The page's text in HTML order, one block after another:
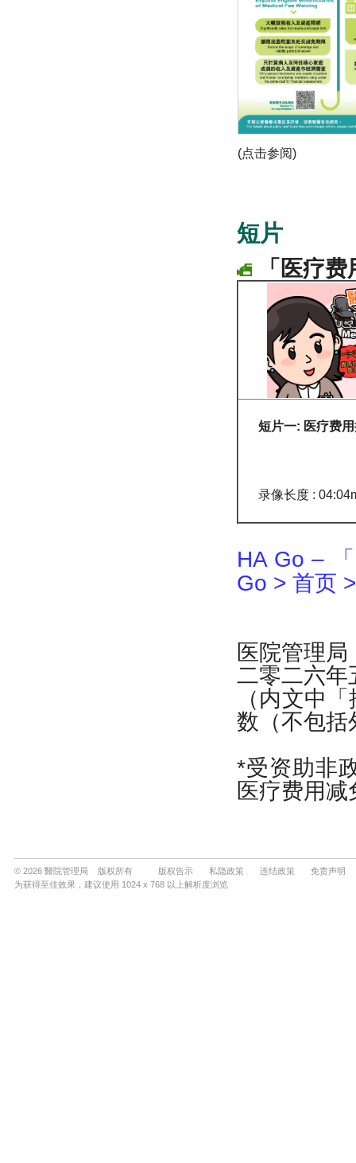
© 2026 醫院管理局 版权所有 版权告示 私隐政策 连结政策
免责声明
为获得至佳效果，建议使用 1024 x 768 以上解析度浏览